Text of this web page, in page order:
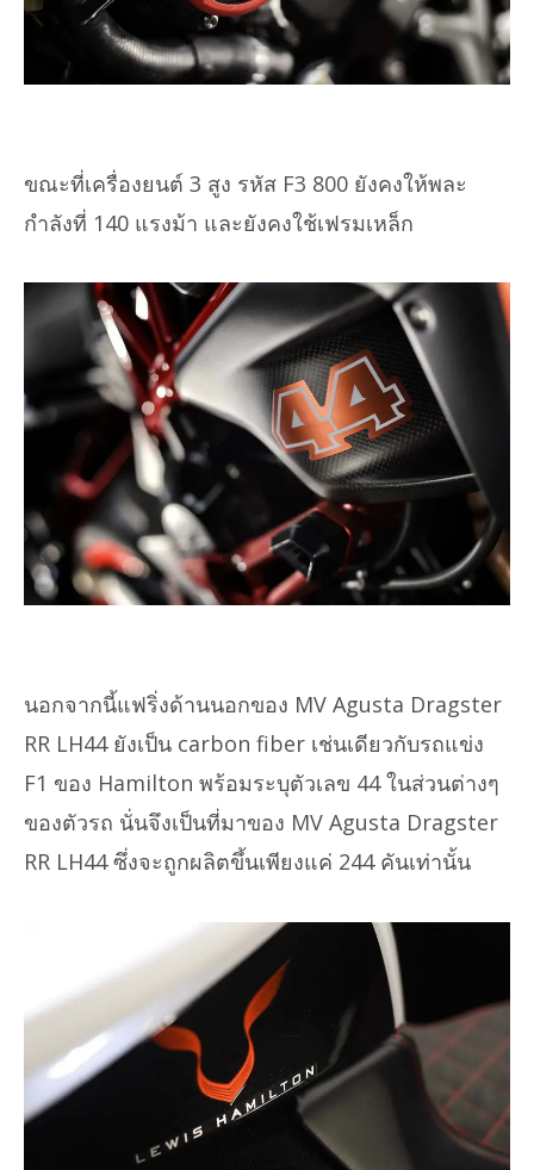
ขณะที่เครื่องยนต์ 3 สูง รหัส F3 800 ยังคงให้พละ
กำลังที่ 140 แรงม้า และยังคงใช้เฟรมเหล็ก
นอกจากนี้แฟริ่งด้านนอกของ MV Agusta Dragster
RR LH44 ยังเป็น carbon fiber เช่นเดียวกับรถแข่ง
F1 ของ Hamilton พร้อมระบุตัวเลข 44 ในส่วนต่างๆ
ของตัวรถ นั่นจึงเป็นที่มาของ MV Agusta Dragster
RR LH44 ซึ่งจะถูกผลิตขึ้นเพียงแค่ 244 คันเท่านั้น